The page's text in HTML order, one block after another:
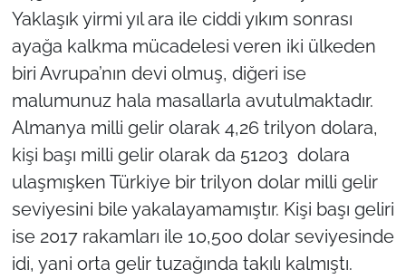
Yaklaşık yirmi yıl ara ile ciddi yıkım sonrası
ayağa kalkma mücadelesi veren iki ülkeden
biri Avrupa’nın devi olmuş, diğeri ise
malumunuz hala masallarla avutulmaktadır.
Almanya milli gelir olarak 4,26 trilyon dolara,
kişi başı milli gelir olarak da 51203 dolara
ulaşmışken Türkiye bir trilyon dolar milli gelir
seviyesini bile yakalayamamıştır. Kişi başı geliri
ise 2017 rakamları ile 10,500 dolar seviyesinde
idi, yani orta gelir tuzağında takılı kalmıştı.
Finans
Genel-A
Gündem-Eğitim